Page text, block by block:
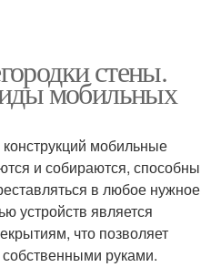
стены.
мобильных
мобильные
и собираются, способны
в любое нужное
устройств является
что позволяет
собственными руками.